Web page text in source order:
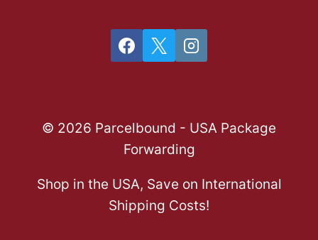
© 2026 Parcelbound - USA Package
Forwarding
Shop in the USA, Save on International
Shipping Costs!